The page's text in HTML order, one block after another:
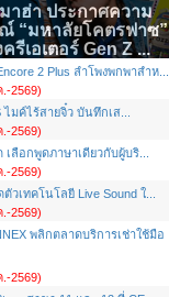
าฮ่า ประกาศความ
“มหาลัยโคตรฟาซ”
เอเตอร์ Gen Z ...
2 Plus ลำโพงพกพาสำห...
2569)
ไมค์ไร้สายจิ๋ว บันทึกเส...
2569)
ลือกพูดภาษาเดียวกับผู้บริ...
2569)
วเทคโนโลยี Live Sound ใ...
2569)
พลิกตลาดบริการเช่าใช้มือ
2569)